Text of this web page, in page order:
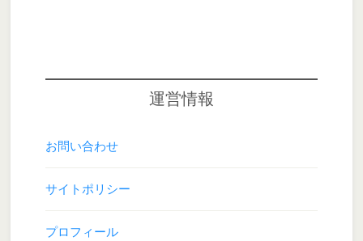
運営情報
お問い合わせ
サイトポリシー
プロフィール